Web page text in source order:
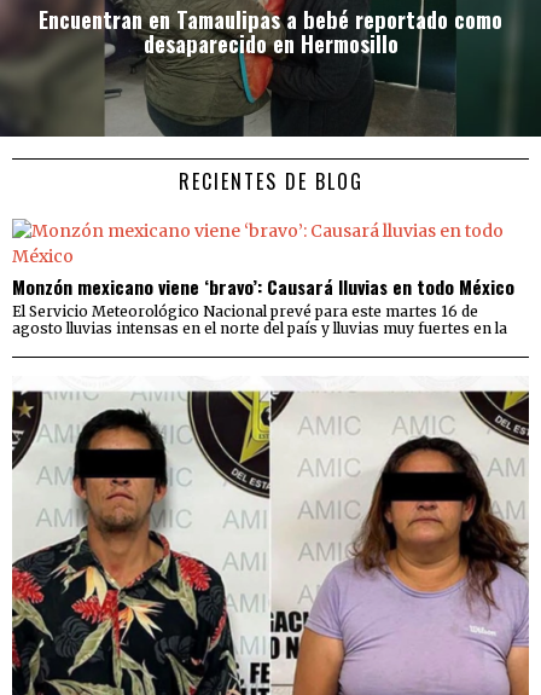
Encuentran en Tamaulipas a bebé reportado como
desaparecido en Hermosillo
RECIENTES DE BLOG
Monzón mexicano viene ‘bravo’: Causará lluvias en todo México
El Servicio Meteorológico Nacional prevé para este martes 16 de
agosto lluvias intensas en el norte del país y lluvias muy fuertes en la